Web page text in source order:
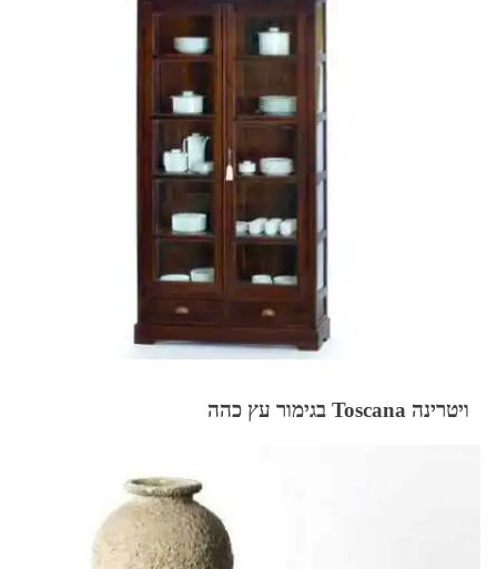
ויטרינה Toscana בגימור עץ כהה